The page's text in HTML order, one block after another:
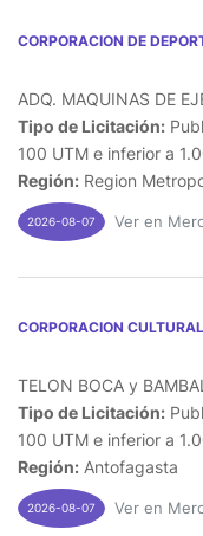
CORPORACION DE
ADQ. MAQUINAS DE
Tipo de Licitación:
100 UTM e inferior a
Región: Region
2026-08-07 Ver en
CORPORACION
TELON BOCA y
Tipo de Licitación:
100 UTM e inferior a
Región: Antofagasta
2026-08-07 Ver en